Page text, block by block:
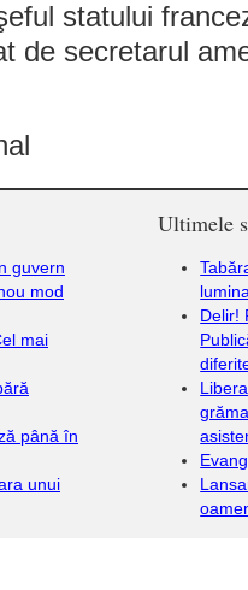
statului
de secretarul
guvern
mod
mai
până în
unui
Ultimele
Delir!